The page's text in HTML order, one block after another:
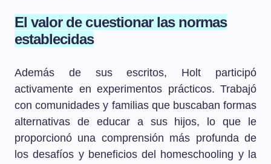
El valor de cuestionar las normas
establecidas
Además de sus escritos, Holt participó
activamente en experimentos prácticos. Trabajó
con comunidades y familias que buscaban formas
alternativas de educar a sus hijos, lo que le
proporcionó una comprensión más profunda de
los desafíos y beneficios del homeschooling y la